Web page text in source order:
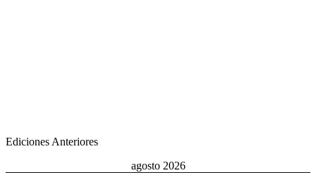
Ediciones Anteriores
agosto 2026